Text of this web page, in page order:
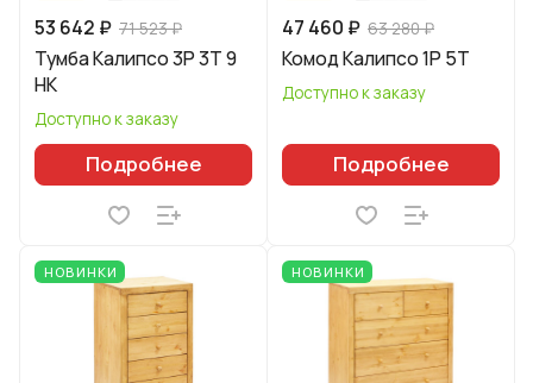
53 642 ₽ 71 523 ₽
Тумба Калипсо 3P 3T 9
HK
Доступно к заказу
Подробнее
47 460 ₽ 63 280 ₽
Комод Калипсо 1P 5T
Доступно к заказу
Подробнее
НОВИНКИ НОВИНКИ